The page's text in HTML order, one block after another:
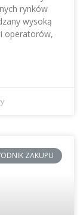
rynków
wysoką
operatorów,
ZAKUPU